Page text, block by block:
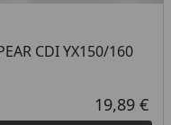
CDI YX150/160
19,89 €